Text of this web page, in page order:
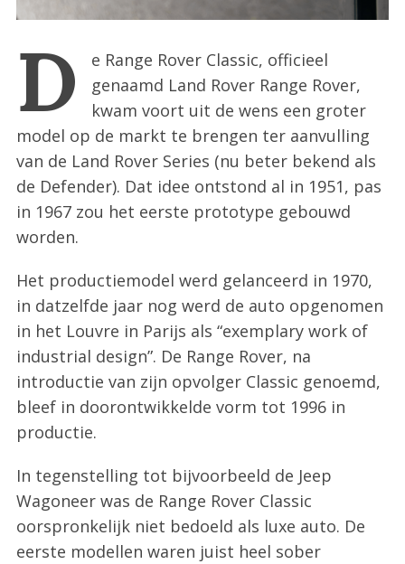
D
e Range Rover Classic, officieel
genaamd Land Rover Range Rover,
kwam voort uit de wens een groter
model op de markt te brengen ter aanvulling
van de Land Rover Series (nu beter bekend als
de Defender). Dat idee ontstond al in 1951, pas
in 1967 zou het eerste prototype gebouwd
worden.
Het productiemodel werd gelanceerd in 1970,
in datzelfde jaar nog werd de auto opgenomen
in het Louvre in Parijs als “exemplary work of
industrial design”. De Range Rover, na
introductie van zijn opvolger Classic genoemd,
bleef in doorontwikkelde vorm tot 1996 in
productie.
In tegenstelling tot bijvoorbeeld de Jeep
Wagoneer was de Range Rover Classic
oorspronkelijk niet bedoeld als luxe auto. De
eerste modellen waren juist heel sober